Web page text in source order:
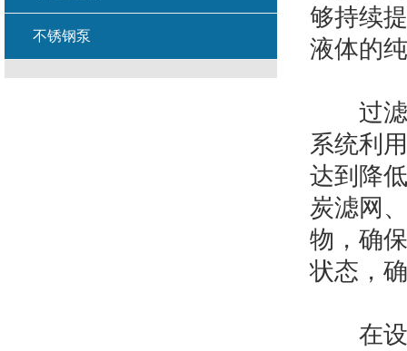
够持续
液体的
过滤
系统利
达到降
炭滤网
物，确
状态，
在设
不锈钢泵